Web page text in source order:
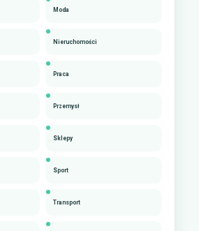
Moda
Nieruchomości
Praca
Przemysł
Sklepy
Sport
Transport